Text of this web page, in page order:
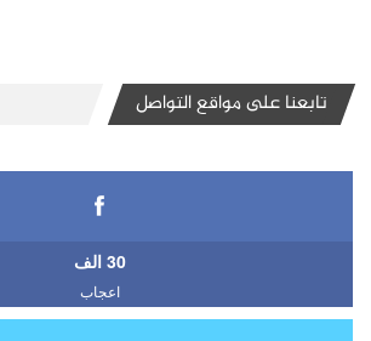
تابعنا على مواقع التواصل
30 الف
اعجاب